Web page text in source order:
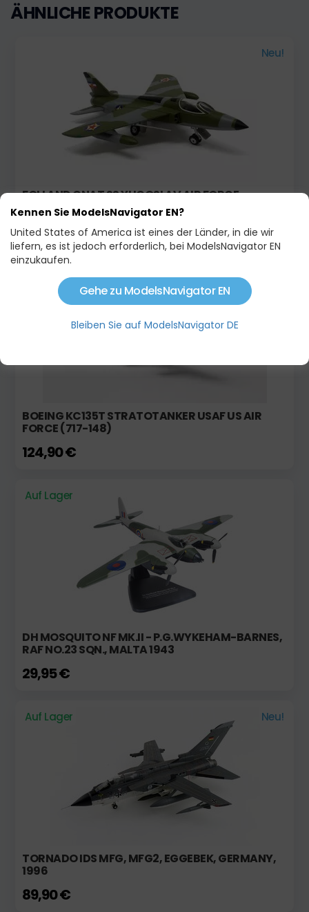
ÄHNLICHE PRODUKTE
Neu!
FOLLAND GNAT SS YUGOSLAV AIR FORCE
MUSEUM
46,90 €
BOEING KC135T STRATOTANKER USAF US AIR
FORCE (717-148)
124,90 €
Auf Lager
DH MOSQUITO NF MK.II - P.G.WYKEHAM-BARNES,
RAF NO.23 SQN., MALTA 1943
29,95 €
Auf Lager Neu!
TORNADO IDS MFG, MFG2, EGGEBEK, GERMANY,
1996
89,90 €
Kennen Sie ModelsNavigator EN?
United States of America ist eines der Länder, in die wir
liefern, es ist jedoch erforderlich, bei ModelsNavigator EN
einzukaufen.
Gehe zu ModelsNavigator EN
Bleiben Sie auf ModelsNavigator DE